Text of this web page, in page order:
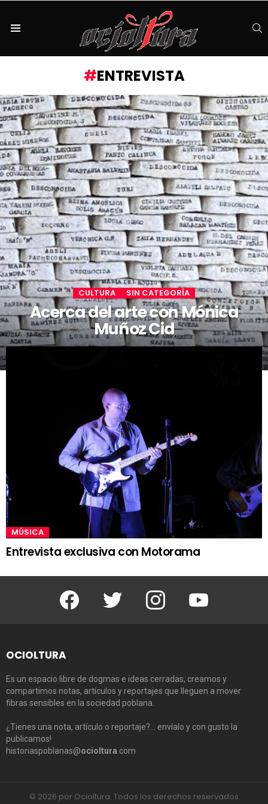
ENTREVISTA
CULTURA SIN CATEGORÍA
Acerca del arte con Mónica
Muñoz Cid
MÚSICA
Entrevista exclusiva con Motorama
Facebook Twitter Instagram Youtube
OCIOLTURA
Es un espacio libre de dogmas e ideas cerradas, creamos y
compartimos notas, artículos y reportajes que lleguen a mover
fibras sensibles en la sociedad poblana.
¿Tienes una nota, artículo o reportaje?… envíalo y con gusto la
publicamos!
historiaspoblanas@ocioltura .com
© 2026 por Ocioltura. Todos los derechos reservados